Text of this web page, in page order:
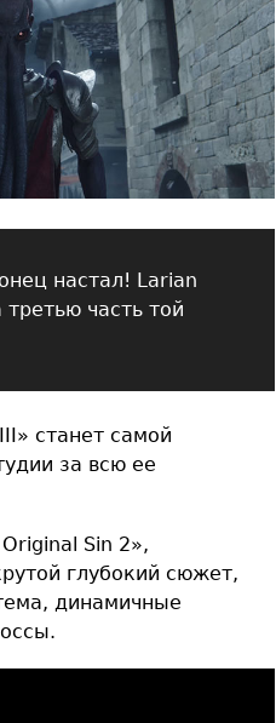
настал! Larian
часть той
станет самой
за всю ее
Sin 2»,
глубокий сюжет,
динамичные